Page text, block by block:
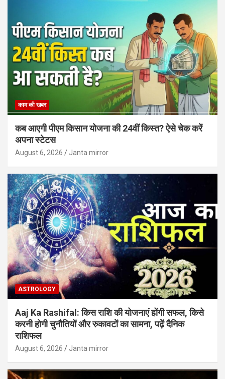
काम की खबर
कब आएगी पीएम किसान योजना की 24वीं किस्त? ऐसे चेक करें
अपना स्टेटस
August 6, 2026 Janta mirror
ASTROLOGY
Aaj Ka Rashifal: किस राशि की योजनाएं होंगी सफल, किसे
करनी होगी चुनौतियों और रुकावटों का सामना, पढ़ें दैनिक
राशिफल
August 6, 2026 Janta mirror